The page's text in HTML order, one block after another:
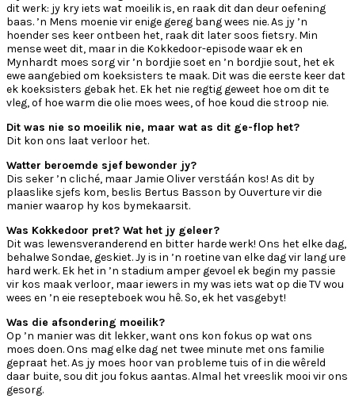
dit werk: jy kry iets wat moeilik is, en raak dit dan deur oefening
baas. ’n Mens moenie vir enige gereg bang wees nie. As jy ’n
hoender ses keer ontbeen het, raak dit later soos fietsry. Min
mense weet dit, maar in die Kokkedoor-episode waar ek en
Mynhardt moes sorg vir ’n bordjie soet en ’n bordjie sout, het ek
ewe aangebied om koeksisters te maak. Dit was die eerste keer dat
ek koeksisters gebak het. Ek het nie regtig geweet hoe om dit te
vleg, of hoe warm die olie moes wees, of hoe koud die stroop nie.
Dit was nie so moeilik nie, maar wat as dit ge-flop het?
Dit kon ons laat verloor het.
Watter beroemde sjef bewonder jy?
Dis seker ’n cliché, maar Jamie Oliver verstáán kos! As dit by
plaaslike sjefs kom, beslis Bertus Basson by Ouverture vir die
manier waarop hy kos bymekaarsit.
Was Kokkedoor pret? Wat het jy geleer?
Dit was lewensveranderend en bitter harde werk! Ons het elke dag,
behalwe Sondae, geskiet. Jy is in ’n roetine van elke dag vir lang ure
hard werk. Ek het in ’n stadium amper gevoel ek begin my passie
vir kos maak verloor, maar iewers in my was iets wat op die TV wou
wees en ’n eie resepteboek wou hê. So, ek het vasgebyt!
Was die afsondering moeilik?
Op ’n manier was dit lekker, want ons kon fokus op wat ons
moes doen. Ons mag elke dag net twee minute met ons familie
gepraat het. As jy moes hoor van probleme tuis of in die wêreld
daar buite, sou dit jou fokus aantas. Almal het vreeslik mooi vir ons
gesorg.